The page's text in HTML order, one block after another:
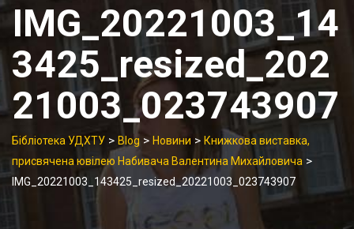
IMG_20221003_14
3425_resized_202
21003_023743907
Бібліотека УДХТУ > Blog > Новини > Книжкова виставка,
присвячена ювілею Набивача Валентина Михайловича >
IMG_20221003_143425_resized_20221003_023743907